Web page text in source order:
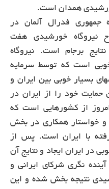
همدان است.
جمهوری فدرال آلمان در
نیروگاه خورشیدی هفت
برجام است. نیروگاه
است که توسط سرمایه
بسیار خوبی بین ایران و
خود را از ایران در
از کشورهایی است که
و خواستار همکاری در بخش
با ایران است. پس از
در ایران ایجاد و نتایج آن
نگری شرکای ایرانی و
نتیجه بخش شده و این